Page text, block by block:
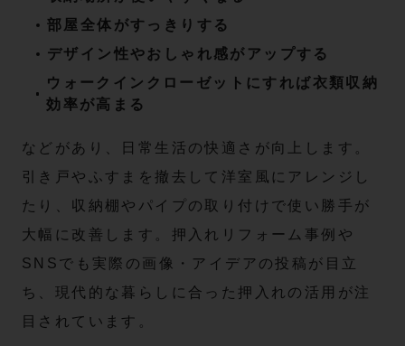
部屋全体がすっきりする
デザイン性やおしゃれ感がアップする
ウォークインクローゼットにすれば衣類収納
効率が高まる
などがあり、日常生活の快適さが向上します。
引き戸やふすまを撤去して洋室風にアレンジし
たり、収納棚やパイプの取り付けで使い勝手が
大幅に改善します。押入れリフォーム事例や
SNSでも実際の画像・アイデアの投稿が目立
ち、現代的な暮らしに合った押入れの活用が注
目されています。